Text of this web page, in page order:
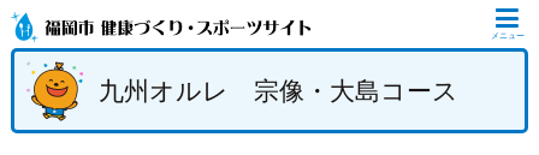
メニュー
九州オルレ 宗像・大島コース